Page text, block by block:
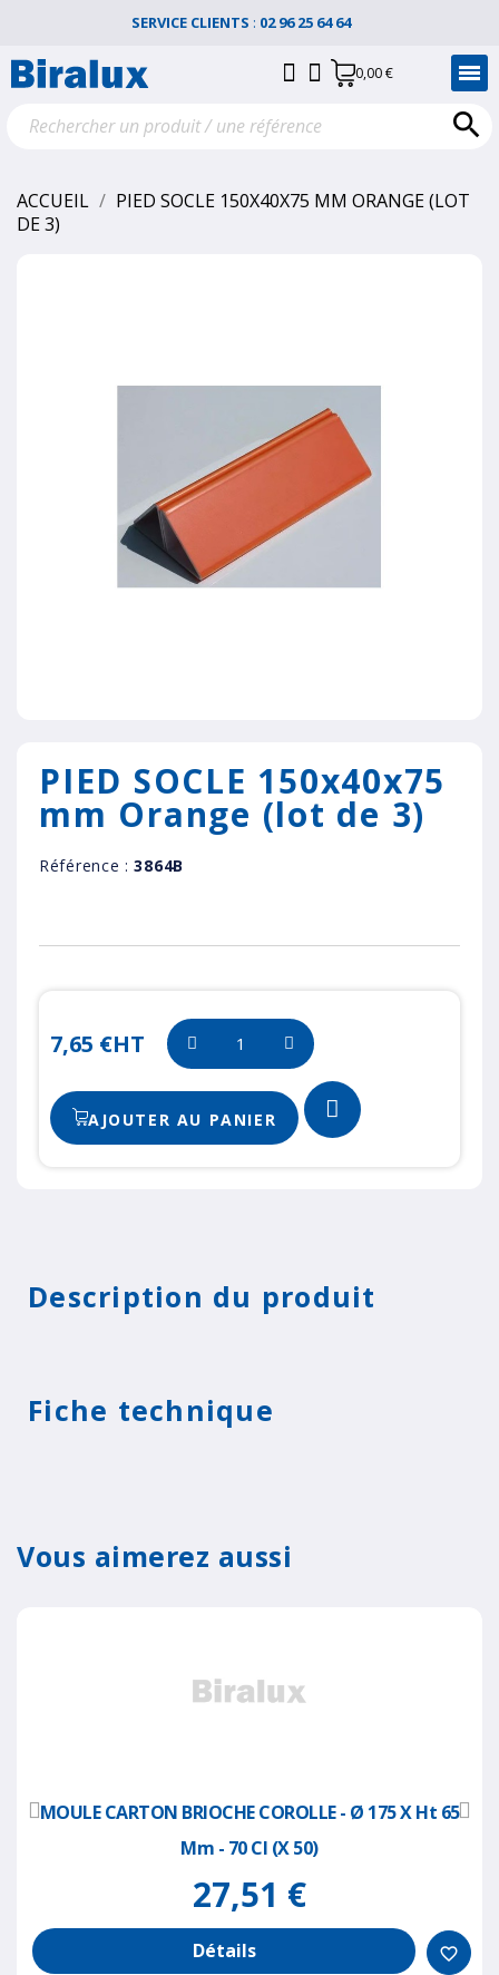
SERVICE CLIENTS : 02 96 25 64 64
0,00 €

ACCUEIL
PIED SOCLE 150X40X75 MM ORANGE (LOT
DE 3)
PIED SOCLE 150x40x75
mm Orange (lot de 3)
Référence : 3864B
7,65 €HT
AJOUTER AU PANIER
Description du produit
Fiche technique
Vous aimerez aussi
MOULE CARTON BRIOCHE COROLLE - Ø 175 X Ht 65
Mm - 70 Cl (x 50)
27,51 €
Détails favorite_border